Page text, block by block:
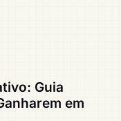
Guia
em